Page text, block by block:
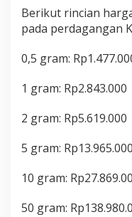
Berikut rincian
pada perdagangan
0,5 gram:
1 gram: Rp2.843.000
2 gram: Rp5.619.000
5 gram: Rp13.965.000
10 gram:
50 gram: